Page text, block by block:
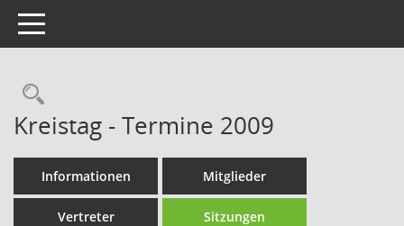
Toggle navigation
Rechercheauswahl
Kreistag - Termine 2009
Informationen Mitglieder
Vertreter Sitzungen